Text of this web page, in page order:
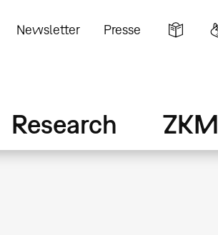
Newsletter Presse
Research ZKM